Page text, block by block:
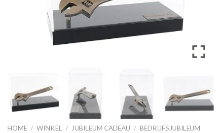
HOME / WINKEL / JUBILEUM CADEAU / BEDRIJFSJUBILEUM